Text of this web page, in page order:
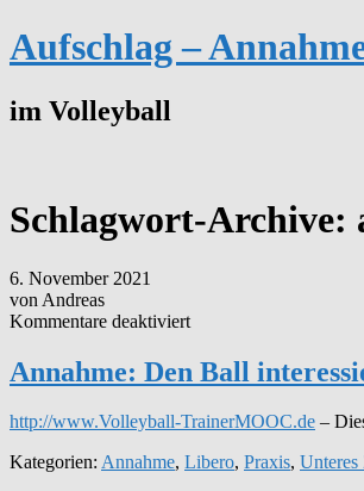
Aufschlag –
im Volleyball
Schlagwort-Archive:
6. November 2021
von Andreas
Kommentare deaktiviertfür
Den
Ball
nur
Spielbrett!
Annahme: Den Ball
http://www.Volleyball-TrainerMOOC.de –
Kategorien: Annahme, Libero, Praxis, Unteres